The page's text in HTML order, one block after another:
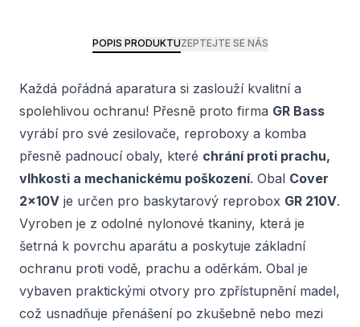
POPIS PRODUKTUZEPTEJTE SE NÁS
Každá pořádná aparatura si zaslouží kvalitní a
spolehlivou ochranu! Přesně proto firma GR Bass
vyrábí pro své zesilovače, reproboxy a komba
přesně padnoucí obaly, které chrání proti prachu,
vlhkosti a mechanickému poškození. Obal Cover
2x10V je určen pro baskytarový reprobox GR 210V.
Vyroben je z odolné nylonové tkaniny, která je
šetrná k povrchu aparátu a poskytuje základní
ochranu proti vodě, prachu a oděrkám. Obal je
vybaven praktickými otvory pro zpřístupnění madel,
což usnadňuje přenášení po zkušebně nebo mezi